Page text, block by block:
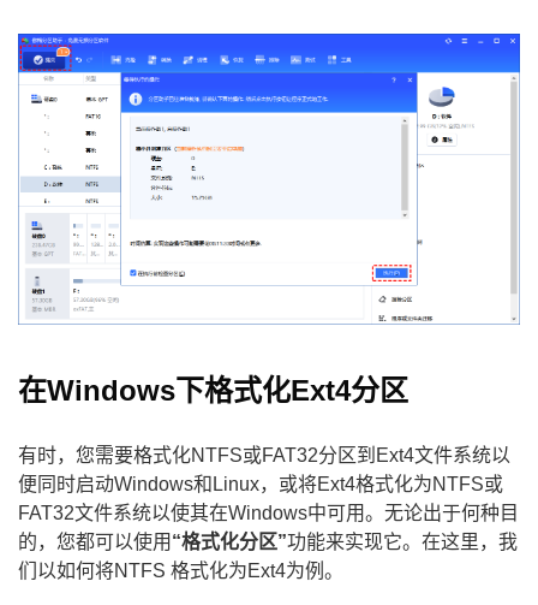
在Windows下格式化Ext4分区
有时，您需要格式化NTFS或FAT32分区到Ext4文件系统以
便同时启动Windows和Linux，或将Ext4格式化为NTFS或
FAT32文件系统以使其在Windows中可用。无论出于何种目
的，您都可以使用 “格式化分区”功能来实现它。在这里，我
们以如何将NTFS 格式化为Ext4为例。